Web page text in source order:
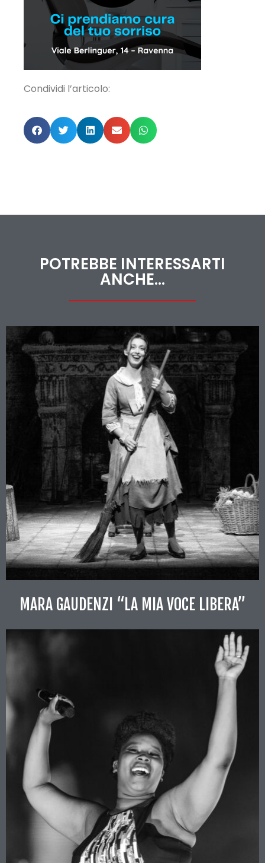
Condividi l’articolo:
POTREBBE INTERESSARTI
ANCHE...
MARA GAUDENZI “LA MIA VOCE LIBERA”